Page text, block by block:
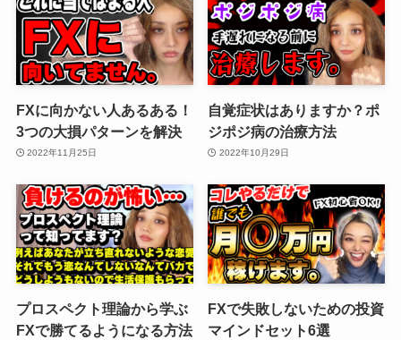
FXに向かない人あるある！
3つの大損パターンを解決
2022年11月25日
自覚症状はありますか？ポ
ジポジ病の治療方法
2022年10月29日
プロスペクト理論から学ぶ
FXで勝てるようになる方法
FXで失敗しないための投資
マインドセット6選